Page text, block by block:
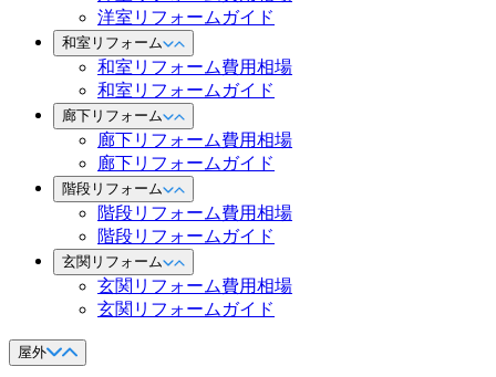
洋室リフォームガイド
和室リフォーム
和室リフォーム費用相場
和室リフォームガイド
廊下リフォーム
廊下リフォーム費用相場
廊下リフォームガイド
階段リフォーム
階段リフォーム費用相場
階段リフォームガイド
玄関リフォーム
玄関リフォーム費用相場
玄関リフォームガイド
屋外